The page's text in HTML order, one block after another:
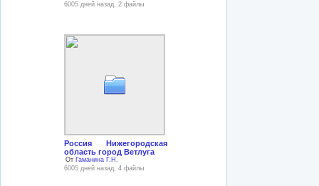
6005 дней назад, 2 файлы
Россия Нижегородская
область город Ветлуга
От Гаманина Г.Н.
6005 дней назад, 4 файлы